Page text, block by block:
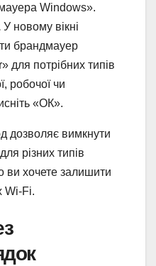
Windows».
У новому вікні
брандмауер
для потрібних типів
робочої чи
«ОК».
дозволяє вимкнути
різних типів
хочете залишити
Wi-Fi.